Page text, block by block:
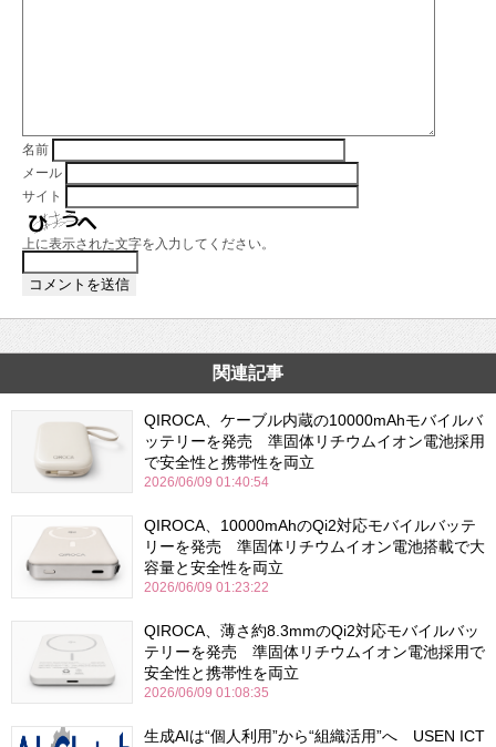
名前
メール
サイト
上に表示された文字を入力してください。
関連記事
QIROCA、ケーブル内蔵の10000mAhモバイルバ
ッテリーを発売 準固体リチウムイオン電池採用
で安全性と携帯性を両立
2026/06/09 01:40:54
QIROCA、10000mAhのQi2対応モバイルバッテ
リーを発売 準固体リチウムイオン電池搭載で大
容量と安全性を両立
2026/06/09 01:23:22
QIROCA、薄さ約8.3mmのQi2対応モバイルバッ
テリーを発売 準固体リチウムイオン電池採用で
安全性と携帯性を両立
2026/06/09 01:08:35
生成AIは“個人利用”から“組織活用”へ USEN ICT